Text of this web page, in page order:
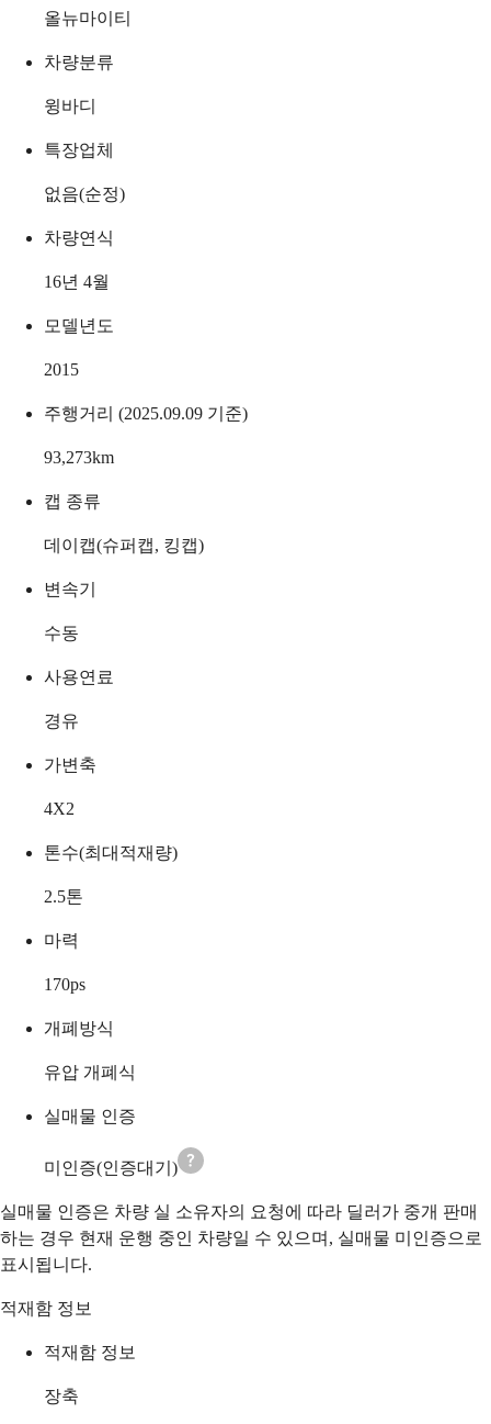
올뉴마이티
차량분류
윙바디
특장업체
없음(순정)
차량연식
16년 4월
모델년도
2015
주행거리 (2025.09.09 기준)
93,273km
캡 종류
데이캡(슈퍼캡, 킹캡)
변속기
수동
사용연료
경유
가변축
4X2
톤수(최대적재량)
2.5톤
마력
170ps
개폐방식
유압 개폐식
실매물 인증
미인증(인증대기)
실매물 인증은 차량 실 소유자의 요청에 따라 딜러가 중개 판매
하는 경우 현재 운행 중인 차량일 수 있으며, 실매물 미인증으로
표시됩니다.
적재함 정보
적재함 정보
장축